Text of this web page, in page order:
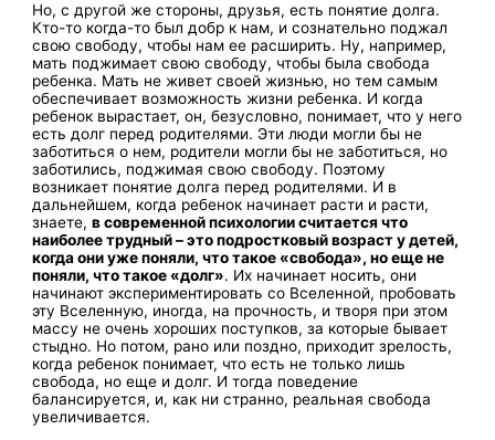
Но, с другой же стороны, друзья, есть понятие долга.
Кто-то когда-то был добр к нам, и сознательно поджал
свою свободу, чтобы нам ее расширить. Ну, например,
мать поджимает свою свободу, чтобы была свобода
ребенка. Мать не живет своей жизнью, но тем самым
обеспечивает возможность жизни ребенка. И когда
ребенок вырастает, он, безусловно, понимает, что у него
есть долг перед родителями. Эти люди могли бы не
заботиться о нем, родители могли бы не заботиться, но
заботились, поджимая свою свободу. Поэтому
возникает понятие долга перед родителями. И в
дальнейшем, когда ребенок начинает расти и расти,
знаете,в современной психологии считается что
наиболее трудный – это подростковый возраст у детей,
когда они уже поняли, что такое «свобода», но еще не
поняли, что такое «долг». Их начинает носить, они
начинают экспериментировать со Вселенной, пробовать
эту Вселенную, иногда, на прочность, и творя при этом
массу не очень хороших поступков, за которые бывает
стыдно. Но потом, рано или поздно, приходит зрелость,
когда ребенок понимает, что есть не только лишь
свобода, но еще и долг. И тогда поведение
балансируется, и, как ни странно, реальная свобода
увеличивается.